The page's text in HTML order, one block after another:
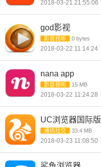
2018-03-21 21:55:06
god影视
影音视听 0 bytes
2018-03-22 11:14:24
nana app
影音视听 15 MB
2018-03-22 11:24:28
UC浏览器国际版
通讯社交 33.4 MB
2018-03-23 11:08:50